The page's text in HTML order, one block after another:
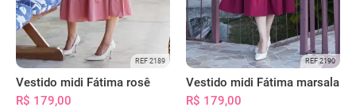
REF 2189
Vestido midi Fátima rosê
R$ 179,00
REF 2190
Vestido midi Fátima marsala
R$ 179,00